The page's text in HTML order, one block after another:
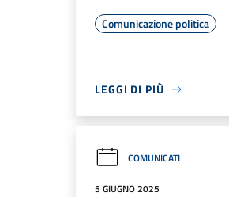
Comunicazione politica
LEGGI DI PIÙ
COMUNICATI
5 GIUGNO 2025